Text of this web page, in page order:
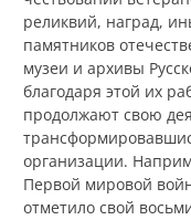
реликвий, наград,
памятников
музеи и архивы
благодаря этой их
продолжают свою
организации.
Первой мировой
отметило свой